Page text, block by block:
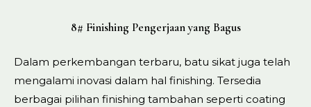
8# Finishing Pengerjaan yang Bagus
Dalam perkembangan terbaru, batu sikat juga telah
mengalami inovasi dalam hal finishing. Tersedia
berbagai pilihan finishing tambahan seperti coating